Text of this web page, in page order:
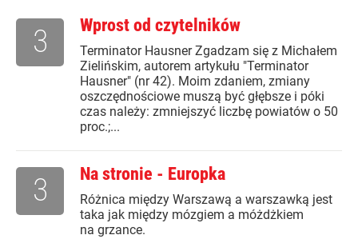
Wprost od czytelników
Terminator Hausner Zgadzam się z Michałem
Zielińskim, autorem artykułu "Terminator
Hausner" (nr 42). Moim zdaniem, zmiany
oszczędnościowe muszą być głębsze i póki
czas należy: zmniejszyć liczbę powiatów o 50
proc.;...
3
Na stronie - Europka
Różnica między Warszawą a warszawką jest
taka jak między mózgiem a móżdżkiem
na grzance.
3